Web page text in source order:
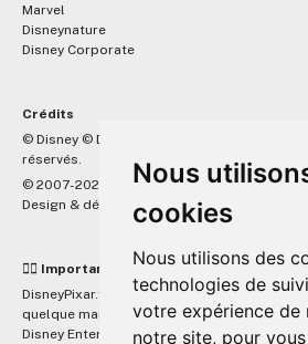
Nous
cookies
Nous utilisons des
technologies de
votre expérience de
notre site, pour
Marvel
Disneynature
Disney Corporate
Crédits
© Disney © Disney/Pixar © &
réservés.
© 2007-2026 DisneyPixar.fr
Design & développement :MonsieurPaul
☝🏼 Important
DisneyPixar.fr est un site indépendant et
quelque manière que ce soit avec The Walt
Disney Enterprises, Inc ou leurs dérivés ou